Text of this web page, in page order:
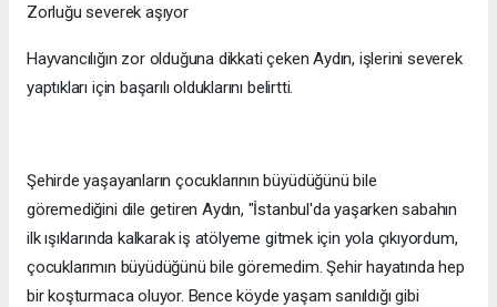
Zorluğu severek aşıyor
Hayvancılığın zor olduğuna dikkati çeken Aydın, işlerini severek
yaptıkları için başarılı olduklarını belirtti.
Şehirde yaşayanların çocuklarının büyüdüğünü bile
göremediğini dile getiren Aydın, "İstanbul'da yaşarken sabahın
ilk ışıklarında kalkarak iş atölyeme gitmek için yola çıkıyordum,
çocuklarımın büyüdüğünü bile göremedim. Şehir hayatında hep
bir koşturmaca oluyor. Bence köyde yaşam sanıldığı gibi